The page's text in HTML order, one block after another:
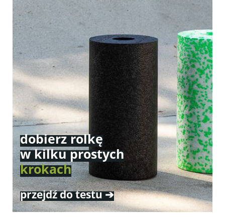
dobierz rolkę
w kilku prostych
krokach
przejdź do testu ➔